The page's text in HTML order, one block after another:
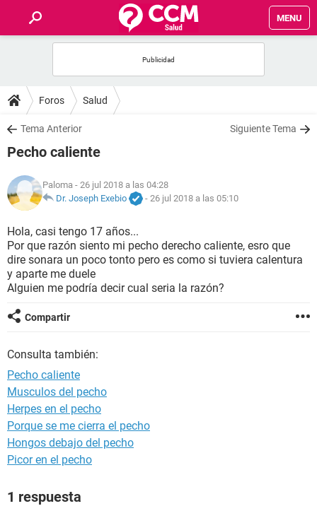
MENU
FOROS
SALUD
NUTRICIÓN
BIENESTAR
SEXUALIDAD
GLOSARIO
Foros Salud
Tema Anterior Siguiente Tema
Pecho caliente
Paloma - 26 jul 2018 a las 04:28
Dr. Joseph Exebio
- 26 jul 2018 a las 05:10
Hola, casi tengo 17 años...
Por que razón siento mi pecho derecho caliente, esro que
dire sonara un poco tonto pero es como si tuviera calentura
y aparte me duele
Alguien me podría decir cual seria la razón?
Compartir
Consulta también:
Pecho caliente
Musculos del pecho
Herpes en el pecho
Porque se me cierra el pecho
Hongos debajo del pecho
Picor en el pecho
1 respuesta